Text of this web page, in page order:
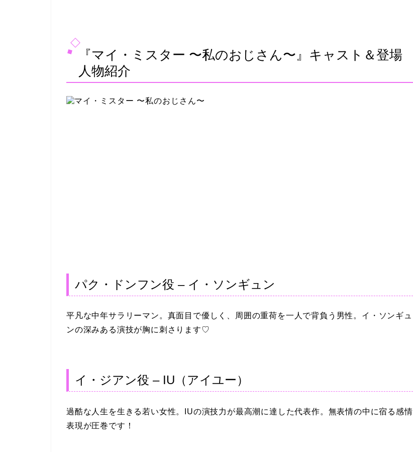
『マイ・ミスター 〜私のおじさん〜』キャスト＆登場
人物紹介
パク・ドンフン役 – イ・ソンギュン
平凡な中年サラリーマン。真面目で優しく、周囲の重荷を一人で背負う男性。イ・ソンギュ
ンの深みある演技が胸に刺さります♡
イ・ジアン役 – IU（アイユー）
過酷な人生を生きる若い女性。IUの演技力が最高潮に達した代表作。無表情の中に宿る感情
表現が圧巻です！